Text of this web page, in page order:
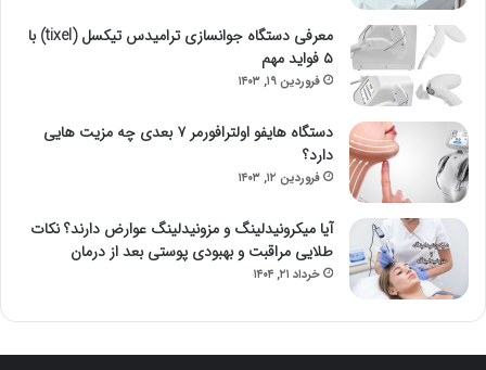
معرفی دستگاه جوانسازی ترامیدس تیکسل (tixel) با
۵ فواید مهم
فروردین ۱۹, ۱۴۰۳
دستگاه هایفو اولترافورمر ۷ بعدی چه مزیت هایی
دارد؟
فروردین ۱۲, ۱۴۰۳
آیا میکرونیدلینگ و مزونیدلینگ عوارض دارند؟ نکات
طلایی مراقبت و بهبودی پوستی بعد از درمان
خرداد ۲۱, ۱۴۰۴